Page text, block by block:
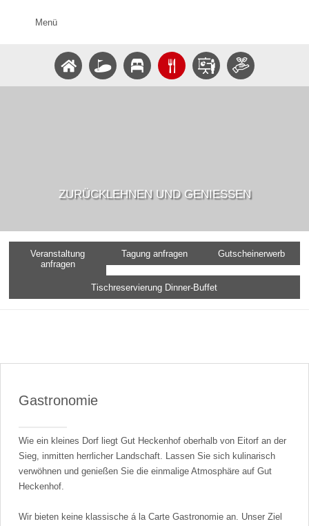
Menü
ZURÜCKLEHNEN UND GENIESSEN
Veranstaltung
anfragen
Tagung anfragen Gutscheinerwerb
Tischreservierung Dinner-Buffet
Gastronomie
Wie ein kleines Dorf liegt Gut Heckenhof oberhalb von Eitorf an der
Sieg, inmitten herrlicher Landschaft. Lassen Sie sich kulinarisch
verwöhnen und genießen Sie die einmalige Atmosphäre auf Gut
Heckenhof.
Wir bieten keine klassische á la Carte Gastronomie an. Unser Ziel